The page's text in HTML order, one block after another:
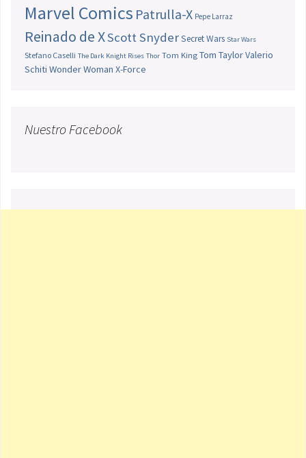
Marvel Comics Patrulla-X Pepe Larraz
Reinado de XScott SnyderSecret Wars Star Wars
Stefano Caselli The Dark Knight Rises Thor Tom King Tom TaylorValerio
Schiti Wonder Woman X-Force
Nuestro Facebook